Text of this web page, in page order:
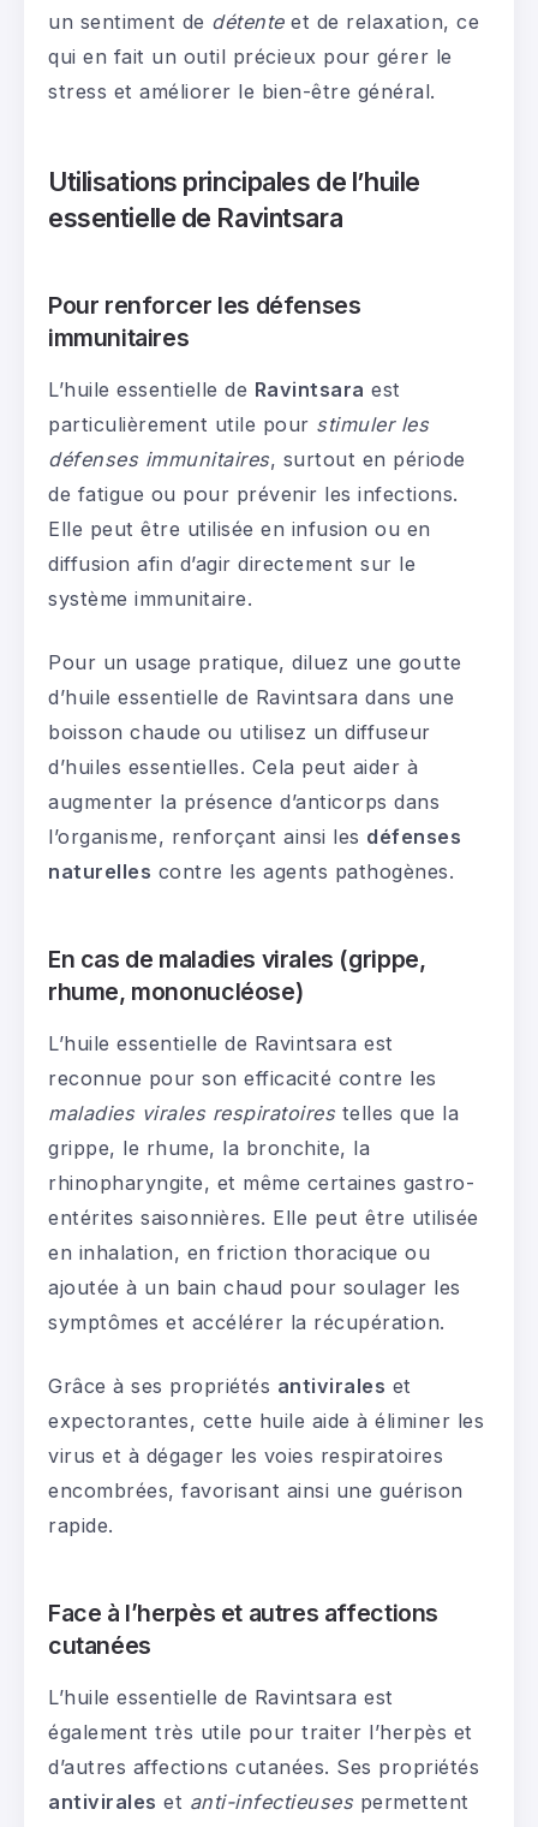
un sentiment de détenteet de relaxation, ce
qui en fait un outil précieux pour gérer le
stress et améliorer le bien-être général.
Utilisations principales de l’huile
essentielle de Ravintsara
Pour renforcer les défenses
immunitaires
L’huile essentielle de Ravintsara est
particulièrement utile pour stimuler les
défenses immunitaires, surtout en période
de fatigue ou pour prévenir les infections.
Elle peut être utilisée en infusion ou en
diffusion afin d’agir directement sur le
système immunitaire.
Pour un usage pratique, diluez une goutte
d’huile essentielle de Ravintsara dans une
boisson chaude ou utilisez un diffuseur
d’huiles essentielles. Cela peut aider à
augmenter la présence d’anticorps dans
l’organisme, renforçant ainsi les défenses
naturelles contre les agents pathogènes.
En cas de maladies virales (grippe,
rhume, mononucléose)
L’huile essentielle de Ravintsara est
reconnue pour son efficacité contre les
maladies virales respiratoires telles que la
grippe, le rhume, la bronchite, la
rhinopharyngite, et même certaines gastro-
entérites saisonnières. Elle peut être utilisée
en inhalation, en friction thoracique ou
ajoutée à un bain chaud pour soulager les
symptômes et accélérer la récupération.
Grâce à ses propriétés antivirales et
expectorantes, cette huile aide à éliminer les
virus et à dégager les voies respiratoires
encombrées, favorisant ainsi une guérison
rapide.
Face à l’herpès et autres affections
cutanées
L’huile essentielle de Ravintsara est
également très utile pour traiter l’herpès et
d’autres affections cutanées. Ses propriétés
antivirales et anti-infectieuses permettent